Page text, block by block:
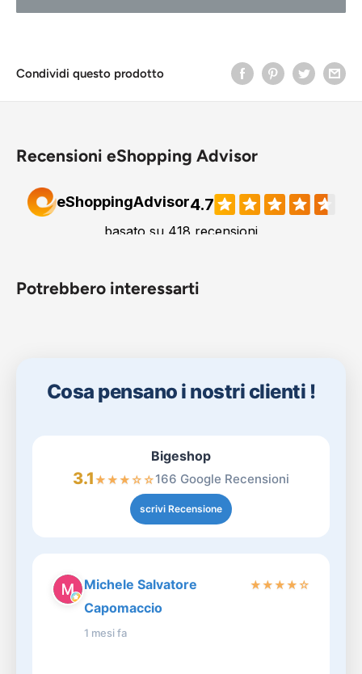
Buono stato B
Condividi questo prodotto
Recensioni eShopping Advisor
Potrebbero interessarti
Cosa pensano i nostri clienti !
Bigeshop
3.1★★★☆☆166 Google Recensioni
scrivi Recensione
Michele Salvatore
Capomaccio
1 mesi fa
★★★★☆